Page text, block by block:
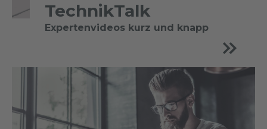
TechnikTalk
Expertenvideos kurz und knapp